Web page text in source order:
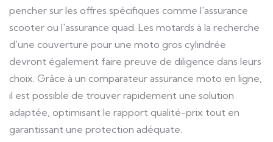
pencher sur les offres spécifiques comme l'assurance
scooter ou l'assurance quad. Les motards à la recherche
d'une couverture pour une moto gros cylindrée
devront également faire preuve de diligence dans leurs
choix. Grâce à un comparateur assurance moto en ligne,
il est possible de trouver rapidement une solution
adaptée, optimisant le rapport qualité-prix tout en
garantissant une protection adéquate.